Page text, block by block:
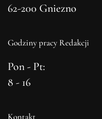
62-200 Gniezno
Godziny pracy Redakcji
Pon - Pt:
8 - 16
Kontakt